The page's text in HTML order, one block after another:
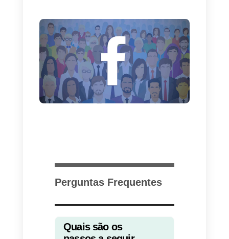
antigo método de criação de
campanhas do Messenger, para
que você possa criar uma
campanha de duas maneiras.
chat, uma nova janela de chat
será aberta, onde ele poderá
começar o chat clicando no texto
padrão (normalmente algo como: